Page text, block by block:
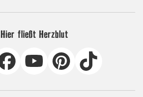
Hier fließt Herzblut